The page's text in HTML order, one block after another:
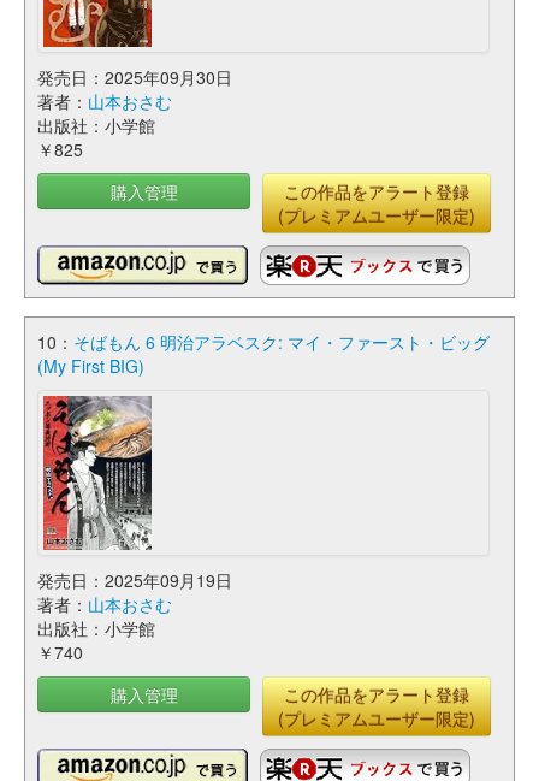
発売日：2025年09月30日
著者： 山本おさむ
出版社：小学館
￥825
購入管理
この作品をアラート登録
(プレミアムユーザー限定)
10： そばもん 6 明治アラベスク: マイ・ファースト・ビッグ
(My First BIG)
発売日：2025年09月19日
著者： 山本おさむ
出版社：小学館
￥740
購入管理
この作品をアラート登録
(プレミアムユーザー限定)